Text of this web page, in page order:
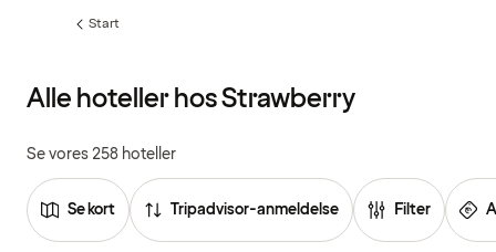
Start
Alle hoteller hos Strawberry
Se vores 258 hoteller
Se kort Tripadvisor-anmeldelse Filter